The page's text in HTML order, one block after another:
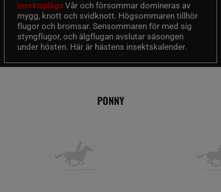
Insektsplåga Vår och försommar domineras av
mygg, knott och svidknott. Högsommaren tillhör
flugor och bromsar. Sensommaren för med sig
styngflugor, och älgflugan avslutar säsongen
under hösten. Här är hästens insektskalender.
PONNY